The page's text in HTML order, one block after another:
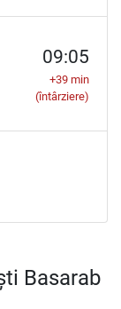
09:05
+39 min
(întârziere)
Basarab